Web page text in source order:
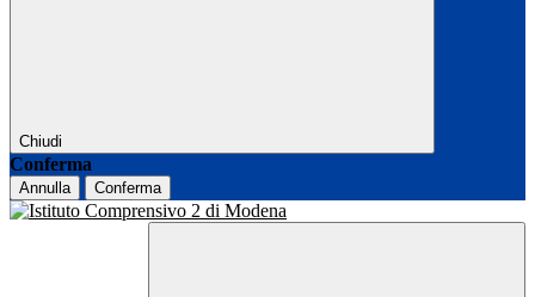
Chiudi
Conferma
Annulla Conferma